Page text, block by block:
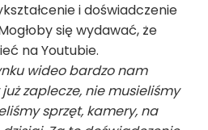
i doświadczenie
się wydawać, że
na Youtubie.
wideo bardzo nam
zaplecze, nie musieliśmy
sprzęt, kamery, na